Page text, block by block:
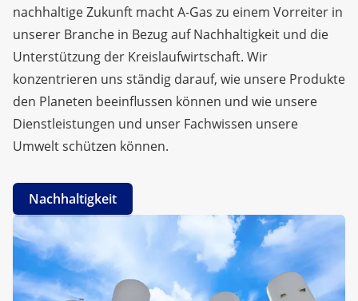
nachhaltige Zukunft macht A-Gas zu einem Vorreiter in
unserer Branche in Bezug auf Nachhaltigkeit und die
Unterstützung der Kreislaufwirtschaft. Wir
konzentrieren uns ständig darauf, wie unsere Produkte
den Planeten beeinflussen können und wie unsere
Dienstleistungen und unser Fachwissen unsere
Umwelt schützen können.
Nachhaltigkeit